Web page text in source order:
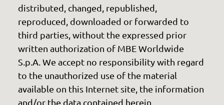
distributed, changed, republished,
reproduced, downloaded or forwarded to
third parties, without the expressed prior
written authorization of MBE Worldwide
S.p.A. We accept no responsibility with regard
to the unauthorized use of the material
available on this Internet site, the information
and/or the data contained herein.